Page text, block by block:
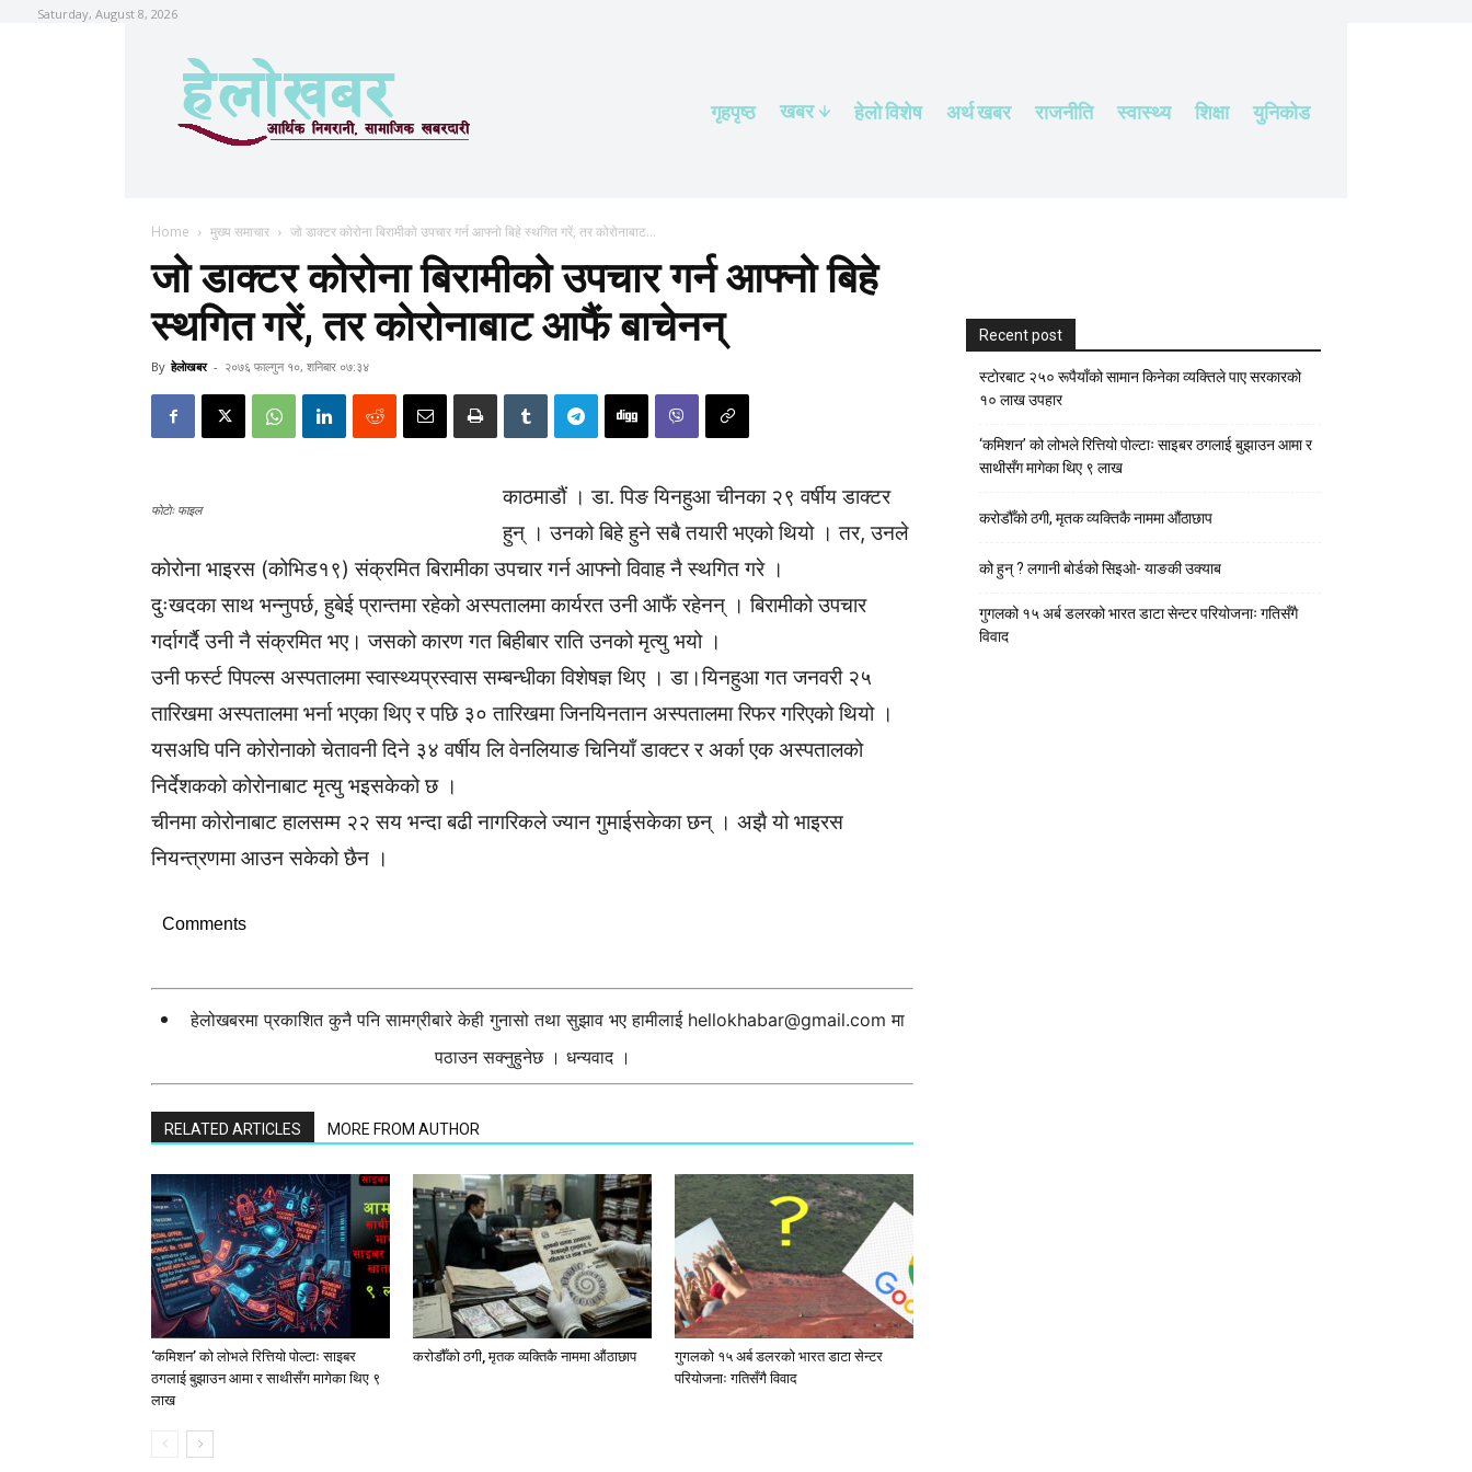
Saturday, August 8, 2026
गृहपृष्ठ खबर हेलाे विशेष अर्थ खबर राजनीति स्वास्थ्य शिक्षा युनिकोड
Home मुख्य समाचार जो डाक्टर कोरोना बिरामीको उपचार गर्न आफ्नो बिहे स्थगित गरें, तर कोरोनाबाट...
जो डाक्टर कोरोना बिरामीको उपचार गर्न आफ्नो बिहे
स्थगित गरें, तर कोरोनाबाट आफैं बाचेनन्
By हेलाेखबर - २०७६ फाल्गुन १०, शनिबार ०७:३४
फाेटाेः फाइल
काठमाडौं । डा. पिङ यिनहुआ चीनका २९ वर्षीय डाक्टर
हुन् । उनको बिहे हुने सबै तयारी भएको थियो । तर, उनले
कोरोना भाइरस (कोभिड१९) संक्रमित बिरामीका उपचार गर्न आफ्नो विवाह नै स्थगित गरे ।
दुःखदका साथ भन्नुपर्छ, हुबेई प्रान्तमा रहेको अस्पतालमा कार्यरत उनी आफैं रहेनन् । बिरामीको उपचार
गर्दागर्दै उनी नै संक्रमित भए। जसको कारण गत बिहीबार राति उनको मृत्यु भयो ।
उनी फर्स्ट पिपल्स अस्पतालमा स्वास्थ्यप्रस्वास सम्बन्धीका विशेषज्ञ थिए । डा।यिनहुआ गत जनवरी २५
तारिखमा अस्पतालमा भर्ना भएका थिए र पछि ३० तारिखमा जिनयिनतान अस्पतालमा रिफर गरिएको थियो ।
यसअघि पनि कोरोनाको चेतावनी दिने ३४ वर्षीय लि वेनलियाङ चिनियाँ डाक्टर र अर्का एक अस्पतालको
निर्देशकको कोरोनाबाट मृत्यु भइसकेको छ ।
चीनमा कोरोनाबाट हालसम्म २२ सय भन्दा बढी नागरिकले ज्यान गुमाईसकेका छन् । अझै यो भाइरस
नियन्त्रणमा आउन सकेको छैन ।
Comments
हेलोखबरमा प्रकाशित कुनै पनि सामग्रीबारे केही गुनासो तथा सुझाव भए हामीलाई hellokhabar@gmail.com मा
पठाउन सक्नुहुनेछ । धन्यवाद ।
RELATED ARTICLES MORE FROM AUTHOR
‘कमिशन’ को लोभले रित्तियो पोल्टाः साइबर
ठगलाई बुझाउन आमा र साथीसँग मागेका थिए ९
लाख
करोडौँको ठगी, मृतक व्यक्तिकै नाममा औंठाछाप
गुगलको १५ अर्ब डलरको भारत डाटा सेन्टर
परियोजनाः गतिसँगै विवाद
Recent post
स्टाेरबाट २५० रूपैयाँको सामान किनेका व्यक्तिले पाए सरकारको
१० लाख उपहार
‘कमिशन’ को लोभले रित्तियो पोल्टाः साइबर ठगलाई बुझाउन आमा र
साथीसँग मागेका थिए ९ लाख
करोडौँको ठगी, मृतक व्यक्तिकै नाममा औंठाछाप
को हुन् ? लगानी बोर्डको सिइओ- याङकी उक्याब
गुगलको १५ अर्ब डलरको भारत डाटा सेन्टर परियोजनाः गतिसँगै
विवाद